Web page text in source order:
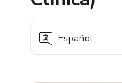
Español